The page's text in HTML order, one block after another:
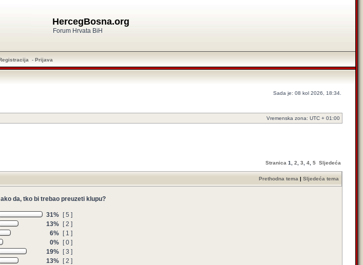
HercegBosna.org
Forum Hrvata BiH
- Prijava
Sada je: 08 kol 2026, 18:34.
Vremenska zona: UTC + 01:00
Stranica 1 2 3 4 5 Sljedeća
Prethodna tema | Sljedeća tema
da, tko bi trebao preuzeti klupu?
31%
[ 5 ]
13%
[ 2 ]
6%
[ 1 ]
0%
[ 0 ]
19%
[ 3 ]
13%
[ 2 ]